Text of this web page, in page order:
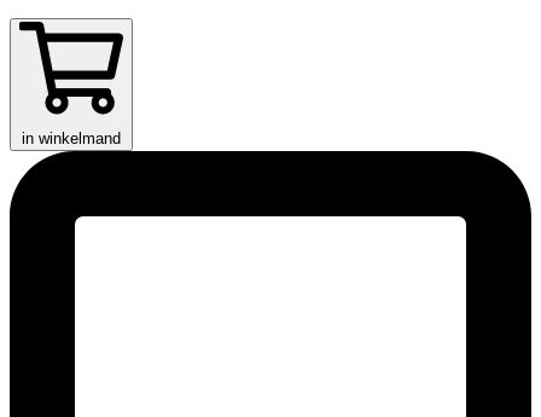
in winkelmand